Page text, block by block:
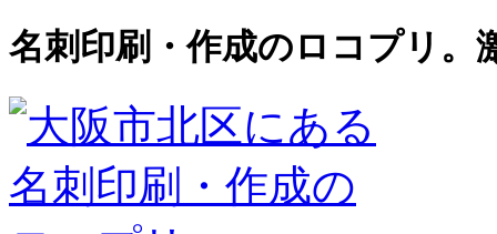
名刺印刷・作成のロコプリ。